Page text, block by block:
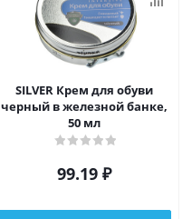
SILVER Крем для обуви
черный в железной банке,
50 мл
99.19 ₽